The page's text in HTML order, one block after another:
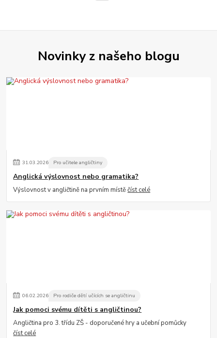
Novinky z našeho blogu
31.03.2026 Pro učitele angličtiny
Anglická výslovnost nebo gramatika?
Výslovnost v angličtině na prvním místěčíst celé
06.02.2026 Pro rodiče dětí učících se angličtinu
Jak pomoci svému dítěti s angličtinou?
Angličtina pro 3. třídu ZŠ - doporučené hry a učební pomůcky
číst celé